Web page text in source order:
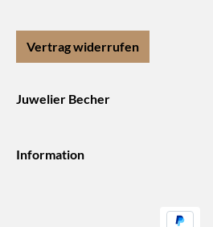
Vertrag widerrufen
Juwelier Becher
Information